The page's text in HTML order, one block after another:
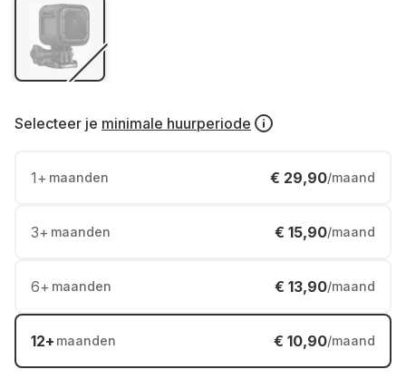
Selecteer je minimale huurperiode
1+ maanden € 29,90/maand
3+ maanden € 15,90/maand
6+ maanden € 13,90/maand
12+ maanden € 10,90/maand